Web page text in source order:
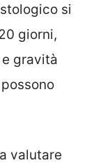
si
giorni,
gravità
valutare